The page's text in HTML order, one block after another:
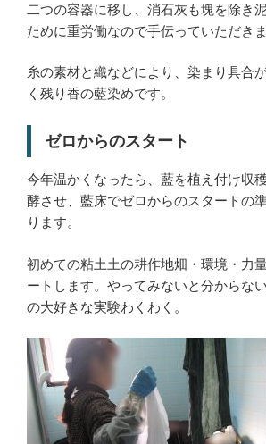
二つの容器に移し、消石灰も塊を除き
ために重労働なので手伝っていただきま
糸の素材と織などにより、染まり具合
く残り香の藍染めです。
ゼロからのスタート
今年温かくなったら、藍を植え付け収
酵させ、藍床でゼロからのスタートの
ります。
初めての粘土土の耕作地畑・環境・力
ートします。やってみないと分からな
の大好きな実験わくわく。